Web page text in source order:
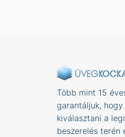
Több mint 15
garantáljuk,
kiválasztani a
beszerelés terén